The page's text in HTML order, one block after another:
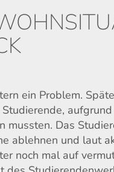
ein Problem.
mussten. Das
ablehnen und laut
noch mal auf